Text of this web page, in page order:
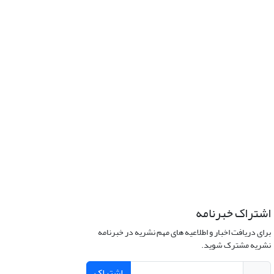
اشتراک خبرنامه
برای دریافت اخبار و اطلاعیه های مهم نشریه در خبرنامه
نشریه مشترک شوید.